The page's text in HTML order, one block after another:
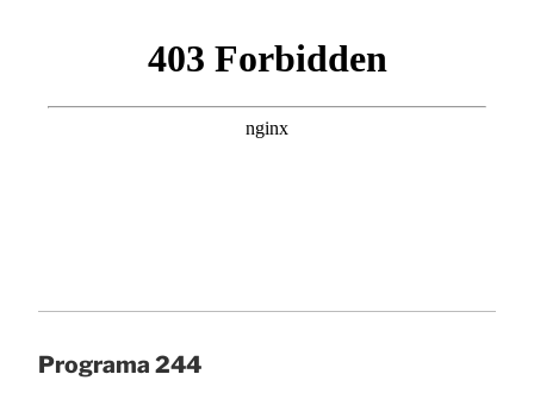
Programa 244